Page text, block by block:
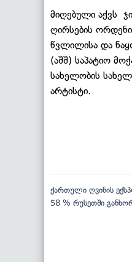
მიღებული აქვს
ღირსების
წვლილისა და
(აშშ) საპატიო
სახელობის
არტისტი.
ქართული ღვინის
58 % რუსეთში